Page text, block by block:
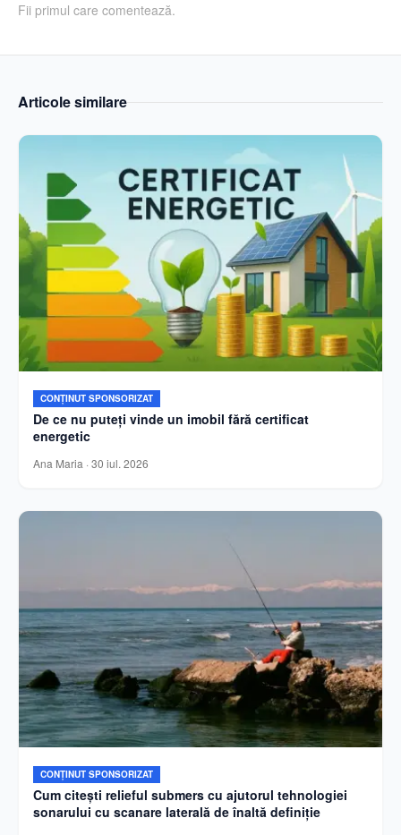
Fii primul care comentează.
Articole similare
CONȚINUT SPONSORIZAT
De ce nu puteți vinde un imobil fără certificat
energetic
Ana Maria · 30 iul. 2026
CONȚINUT SPONSORIZAT
Cum citești relieful submers cu ajutorul tehnologiei
sonarului cu scanare laterală de înaltă definiție